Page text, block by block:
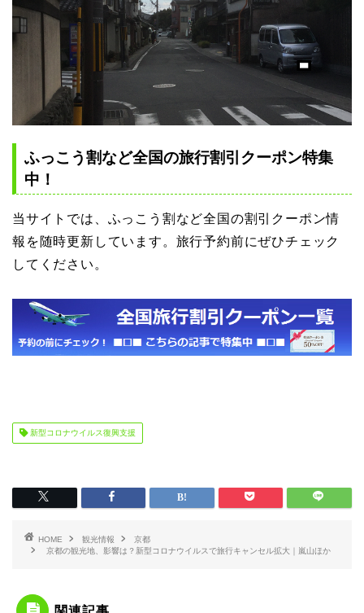
ふっこう割など全国の旅行割引クーポン特集
中！
当サイトでは、ふっこう割など全国の割引クーポン情
報を随時更新しています。旅行予約前にぜひチェック
してください。
新型コロナウイルス復興支援
HOME 観光情報
京都
京都の観光地、影響は？新型コロナウイルスで旅行キャンセル拡大｜嵐山ほか